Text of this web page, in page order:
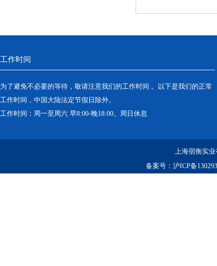
工作时间
为了避免不必要的等待，敬请注意我们的工作时间 。以下是我们的正常
工作时间，中国大陆法定节假日除外。
工作时间：周一至周六 早8:00-晚18:00。周日休息
上海宿衡实
备案号： 沪ICP备